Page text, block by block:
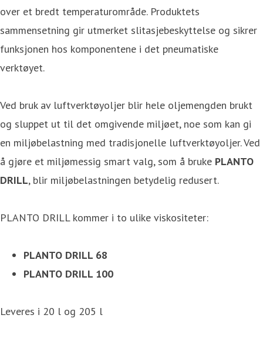
over et bredt temperaturområde. Produktets
sammensetning gir utmerket slitasjebeskyttelse og sikrer
funksjonen hos komponentene i det pneumatiske
verktøyet.
Ved bruk av luftverktøyoljer blir hele oljemengden brukt
og sluppet ut til det omgivende miljøet, noe som kan gi
en miljøbelastning med tradisjonelle luftverktøyoljer. Ved
å gjøre et miljømessig smart valg, som å bruke PLANTO
DRILL, blir miljøbelastningen betydelig redusert.
PLANTO DRILL kommer i to ulike viskositeter:
PLANTO DRILL 68
PLANTO DRILL 100
Leveres i 20 l og 205 l